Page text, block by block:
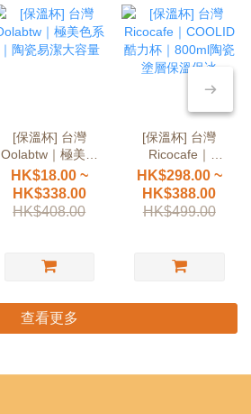
[保溫杯] 台灣
Oolabtw｜極美色
系｜陶瓷易潔大
容量
HK$18.00 ~
HK$338.00
HK$408.00
[保溫杯] 台灣
Ricocafe｜
COOLID酷力杯
｜800ml陶瓷塗
層保溫保冰
HK$298.00 ~
HK$388.00
HK$499.00
查看更多